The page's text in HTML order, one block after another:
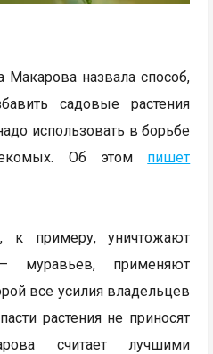
Макарова назвала способ,
садовые растения
использовать в борьбе
Об этом пишет
к примеру, уничтожают
муравьев, применяют
все усилия владельцев
растения не приносят
считает лучшими